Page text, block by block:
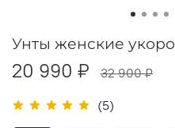
(5)
Унты женские
20 990 ₽ 32 900 ₽